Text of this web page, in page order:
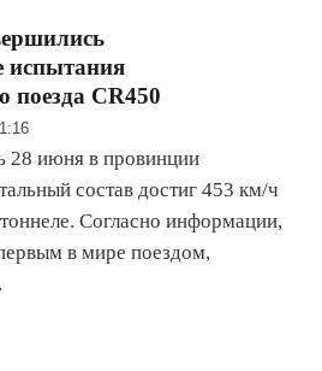
испытания
поезда CR450
28 июня в провинции
состав достиг 453 км/ч
Согласно информации,
в мире поездом,